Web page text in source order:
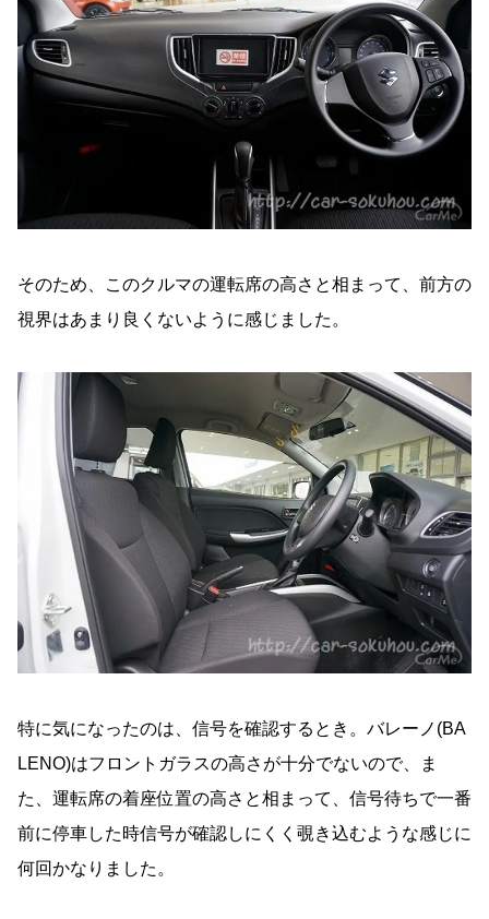
そのため、このクルマの運転席の高さと相まって、前方の
視界はあまり良くないように感じました。
特に気になったのは、信号を確認するとき。バレーノ(BA
LENO)はフロントガラスの高さが十分でないので、ま
た、運転席の着座位置の高さと相まって、信号待ちで一番
前に停車した時信号が確認しにくく覗き込むような感じに
何回かなりました。